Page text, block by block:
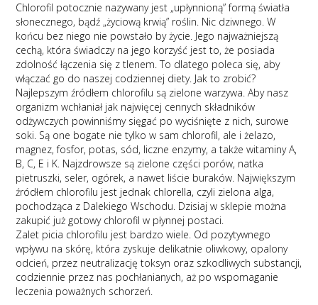
Chlorofil potocznie nazywany jest „upłynnioną” formą światła
słonecznego, bądź „życiową krwią” roślin. Nic dziwnego. W
końcu bez niego nie powstało by życie. Jego najważniejszą
cechą, która świadczy na jego korzyść jest to, że posiada
zdolność łączenia się z tlenem. To dlatego poleca się, aby
włączać go do naszej codziennej diety. Jak to zrobić?
Najlepszym źródłem chlorofilu są zielone warzywa. Aby nasz
organizm wchłaniał jak najwięcej cennych składników
odżywczych powinniśmy sięgać po wyciśnięte z nich, surowe
soki. Są one bogate nie tylko w sam chlorofil, ale i żelazo,
magnez, fosfor, potas, sód, liczne enzymy, a także witaminy A,
B, C, E i K. Najzdrowsze są zielone części porów, natka
pietruszki, seler, ogórek, a nawet liście buraków. Największym
źródłem chlorofilu jest jednak chlorella, czyli zielona alga,
pochodząca z Dalekiego Wschodu. Dzisiaj w sklepie można
zakupić już gotowy chlorofil w płynnej postaci.
Zalet picia chlorofilu jest bardzo wiele. Od pozytywnego
wpływu na skórę, która zyskuje delikatnie oliwkowy, opalony
odcień, przez neutralizację toksyn oraz szkodliwych substancji,
codziennie przez nas pochłanianych, aż po wspomaganie
leczenia poważnych schorzeń.